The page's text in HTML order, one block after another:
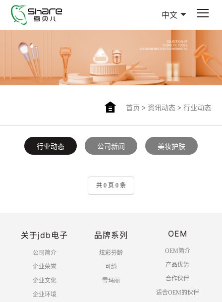
中文
首页 > 资讯动态> 行业动态
行业动态 公司新闻 美妆护肤
共 0 页 0 条
关于jdb电子
公司简介
企业荣誉
企业文化
企业环境
品牌系列
炫彩芬龄
可绮
雪玛丽
OEM
OEM简介
产品优势
合作伙伴
适合OEM的伙伴